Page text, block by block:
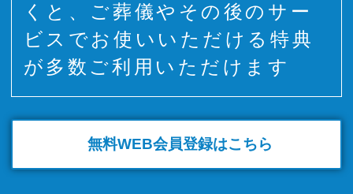
くと、ご葬儀やその後のサー
ビスでお使いいただける特典
が多数ご利用いただけます
無料WEB会員登録はこちら